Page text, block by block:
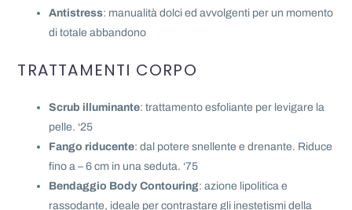
Antistress: manualità dolci ed avvolgenti per un momento
di totale abbandono
TRATTAMENTI CORPO
Scrub illuminante: trattamento esfoliante per levigare la
pelle. ‘25
Fango riducente: dal potere snellente e drenante. Riduce
fino a – 6 cm in una seduta. ‘75
Bendaggio Body Contouring: azione lipolitica e
rassodante, ideale per contrastare gli inestetismi della